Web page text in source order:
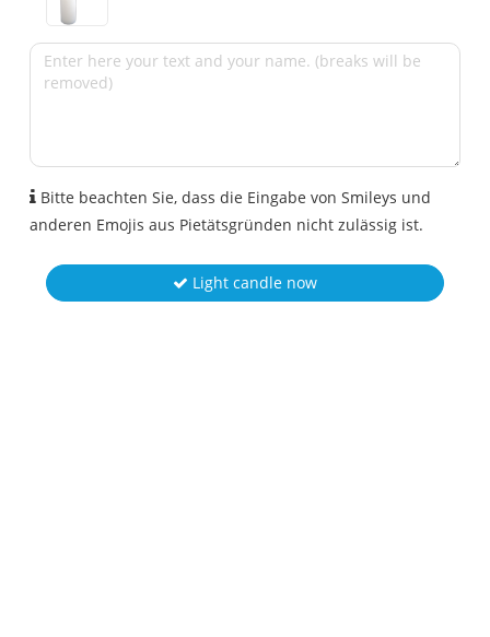
Bitte beachten Sie, dass die Eingabe von Smileys und
anderen Emojis aus Pietätsgründen nicht zulässig ist.
Light candle now